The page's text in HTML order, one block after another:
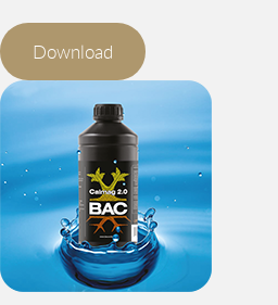
Download